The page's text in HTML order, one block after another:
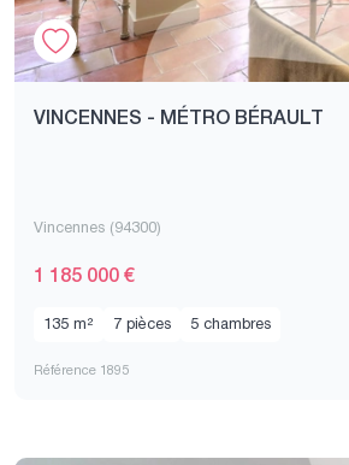
VINCENNES - MÉTRO BÉRAULT
Vincennes (94300)
1 185 000 €
135 m² 7 pièces 5 chambres
Référence 1895